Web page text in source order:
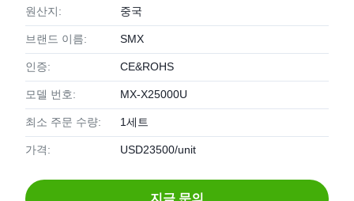
원산지: 중국
브랜드 이름: SMX
인증: CE&ROHS
모델 번호: MX-X25000U
최소 주문 수량: 1세트
가격: USD23500/unit
지금 문의